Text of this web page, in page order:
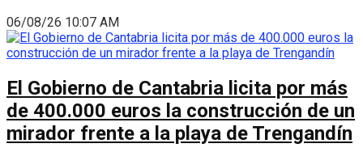
06/08/26 10:07 AM
El Gobierno de Cantabria licita por más
de 400.000 euros la construcción de un
mirador frente a la playa de Trengandín